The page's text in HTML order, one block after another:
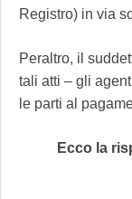
Registro) in via
Peraltro, il
tali atti – gli
le parti al
Ecco la